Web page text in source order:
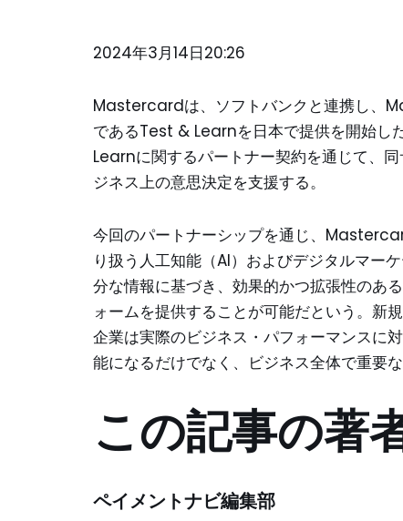
2024年3月14日20:26
Mastercardは、ソフトバンクと連携し、
であるTest & Learnを日本で提供を開始
Learnに関するパートナー契約を通じて、
ジネス上の意思決定を支援する。
今回のパートナーシップを通じ、
り扱う人工知能（AI）およびデジタルマー
分な情報に基づき、効果的かつ拡張性のあ
ォームを提供することが可能だという。新
企業は実際のビジネス・パフォーマンスに
能になるだけでなく、ビジネス全体で重要
この記事の著
ペイメントナビ編集部